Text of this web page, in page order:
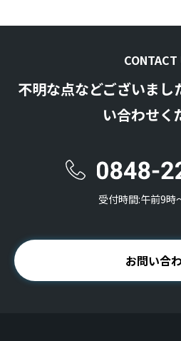
CONTACT
不明な点などございまし
い合わせく
受付時間:午前9時
お問い合